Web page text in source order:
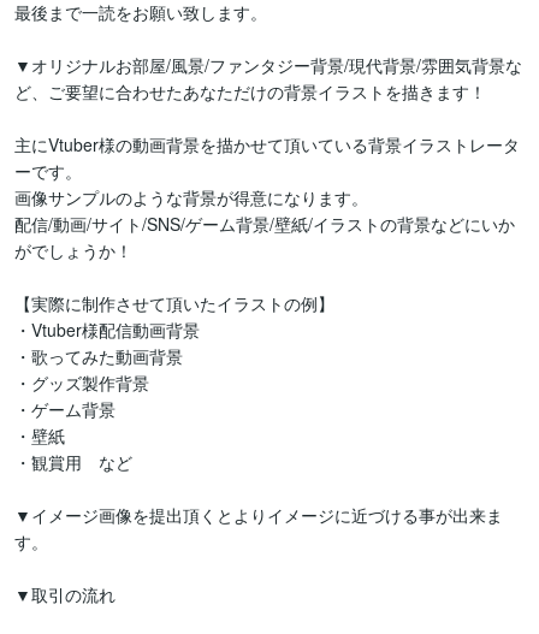
最後まで一読をお願い致します。
▼オリジナルお部屋/風景/ファンタジー背景/現代背景/雰囲気背景な
ど、ご要望に合わせたあなただけの背景イラストを描きます！
主にVtuber様の動画背景を描かせて頂いている背景イラストレータ
ーです。
画像サンプルのような背景が得意になります。
配信/動画/サイト/SNS/ゲーム背景/壁紙/イラストの背景などにいか
がでしょうか！
【実際に制作させて頂いたイラストの例】
・Vtuber様配信動画背景
・歌ってみた動画背景
・グッズ製作背景
・ゲーム背景
・壁紙
・観賞用　など
▼イメージ画像を提出頂くとよりイメージに近づける事が出来ま
す。
▼取引の流れ